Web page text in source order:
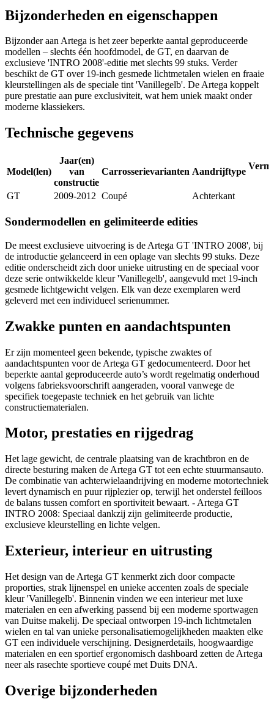
Bijzonderheden en eigenschappen
Bijzonder aan Artega is het zeer beperkte aantal geproduceerde
modellen – slechts één hoofdmodel, de GT, en daarvan de
exclusieve 'INTRO 2008'-editie met slechts 99 stuks. Verder
beschikt de GT over 19-inch gesmede lichtmetalen wielen en fraaie
kleurstellingen als de speciale tint 'Vanillegelb'. De Artega koppelt
pure prestatie aan pure exclusiviteit, wat hem uniek maakt onder
moderne klassiekers.
Technische gegevens
Model(len)
Jaar(en)
van
constructie
Carrosserievarianten Aandrijftype
GT 2009-2012 Coupé Achterkant
Sondermodellen en gelimiteerde edities
De meest exclusieve uitvoering is de Artega GT 'INTRO 2008', bij
de introductie gelanceerd in een oplage van slechts 99 stuks. Deze
editie onderscheidt zich door unieke uitrusting en de speciaal voor
deze serie ontwikkelde kleur 'Vanillegelb', aangevuld met 19-inch
gesmede lichtgewicht velgen. Elk van deze exemplaren werd
geleverd met een individueel serienummer.
Zwakke punten en aandachtspunten
Er zijn momenteel geen bekende, typische zwaktes of
aandachtspunten voor de Artega GT gedocumenteerd. Door het
beperkte aantal geproduceerde auto’s wordt regelmatig onderhoud
volgens fabrieksvoorschrift aangeraden, vooral vanwege de
specifiek toegepaste techniek en het gebruik van lichte
constructiematerialen.
Motor, prestaties en rijgedrag
Het lage gewicht, de centrale plaatsing van de krachtbron en de
directe besturing maken de Artega GT tot een echte stuurmansauto.
De combinatie van achterwielaandrijving en moderne motortechniek
levert dynamisch en puur rijplezier op, terwijl het onderstel feilloos
de balans tussen comfort en sportiviteit bewaart. - Artega GT
INTRO 2008: Speciaal dankzij zijn gelimiteerde productie,
exclusieve kleurstelling en lichte velgen.
Exterieur, interieur en uitrusting
Het design van de Artega GT kenmerkt zich door compacte
proporties, strak lijnenspel en unieke accenten zoals de speciale
kleur 'Vanillegelb'. Binnenin vinden we een interieur met luxe
materialen en een afwerking passend bij een moderne sportwagen
van Duitse makelij. De speciaal ontworpen 19-inch lichtmetalen
wielen en tal van unieke personalisatiemogelijkheden maakten elke
GT een individuele verschijning. Designerdetails, hoogwaardige
materialen en een sportief ergonomisch dashboard zetten de Artega
neer als rasechte sportieve coupé met Duits DNA.
Overige bijzonderheden